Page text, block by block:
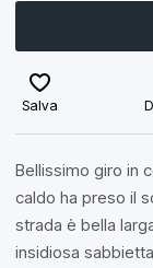
Salva
Bellissimo giro in
caldo ha preso il
strada è bella
insidiosa